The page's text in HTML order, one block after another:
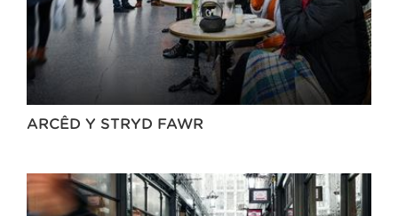
ARCÊD Y STRYD FAWR